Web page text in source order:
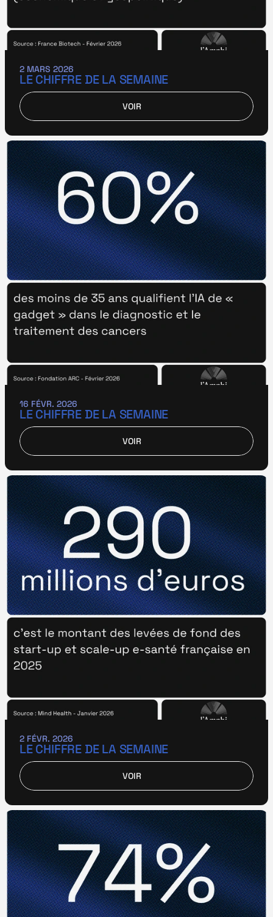
2 MARS 2026
LE CHIFFRE DE LA SEMAINE
VOIR
16 FÉVR. 2026
LE CHIFFRE DE LA SEMAINE
VOIR
2 FÉVR. 2026
LE CHIFFRE DE LA SEMAINE
VOIR